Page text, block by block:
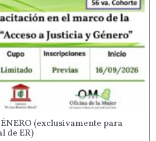
(exclusivamente para
de ER)